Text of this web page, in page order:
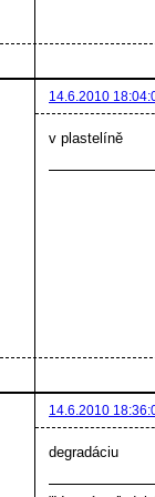
14.6.2010
v plastelíně
14.6.2010
degradáciu